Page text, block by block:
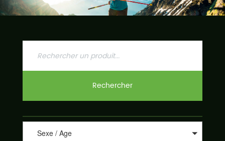
CONTACT
Rechercher
Sexe / Age